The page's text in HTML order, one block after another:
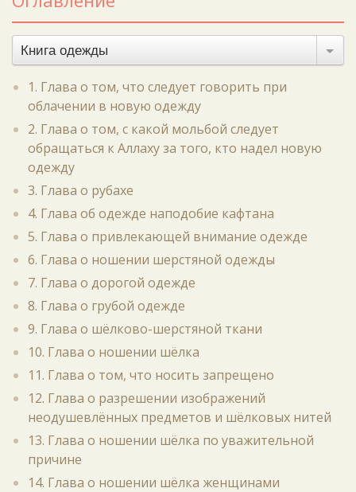
Книга одежды
1. Глава о том, что следует говорить при
облачении в новую одежду
2. Глава о том, с какой мольбой следует
обращаться к Аллаху за того, кто надел новую
одежду
3. Глава о рубахе
4. Глава об одежде наподобие кафтана
5. Глава о привлекающей внимание одежде
6. Глава о ношении шерстяной одежды
7. Глава о дорогой одежде
8. Глава о грубой одежде
9. Глава о шёлково-шерстяной ткани
10. Глава о ношении шёлка
11. Глава о том, что носить запрещено
12. Глава о разрешении изображений
неодушевлённых предметов и шёлковых нитей
13. Глава о ношении шёлка по уважительной
причине
14. Глава о ношении шёлка женщинами